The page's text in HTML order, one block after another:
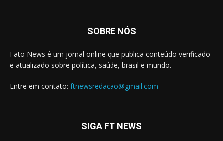
SOBRE NÓS
Fato News é um jornal online que publica conteúdo verificado
e atualizado sobre política, saúde, brasil e mundo.
Entre em contato: ftnewsredacao@gmail.com
SIGA FT NEWS